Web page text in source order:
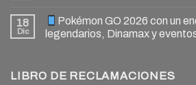
18
Dic
Pokémon GO 2026 con un
legendarios, Dinamax y
LIBRO DE RECLAMACIONES